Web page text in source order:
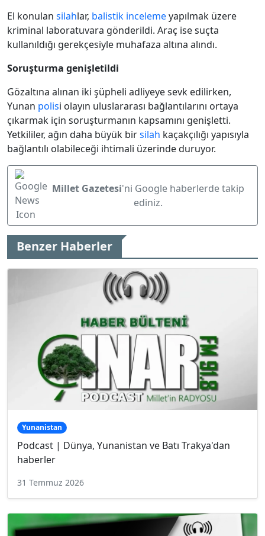
El konulan silahlar, balistik incelemeyapılmak üzere
kriminal laboratuvara gönderildi. Araç ise suçta
kullanıldığı gerekçesiyle muhafaza altına alındı.
Soruşturma genişletildi
Gözaltına alınan iki şüpheli adliyeye sevk edilirken,
Yunan polisi olayın uluslararası bağlantılarını ortaya
çıkarmak için soruşturmanın kapsamını genişletti.
Yetkililer, ağın daha büyük birsilah kaçakçılığı yapısıyla
bağlantılı olabileceği ihtimali üzerinde duruyor.
Millet Gazetesi'ni Google haberlerde takip
ediniz.
Benzer Haberler
Yunanistan
Podcast | Dünya, Yunanistan ve Batı Trakya'dan
haberler
31 Temmuz 2026